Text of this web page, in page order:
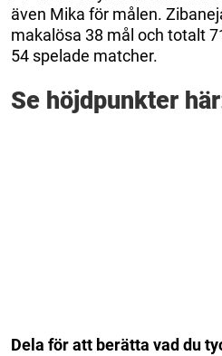
även Mika för målen.
makalösa 38 mål och totalt
54 spelade matcher.
Se höjdpunkter
Dela för att berätta vad du